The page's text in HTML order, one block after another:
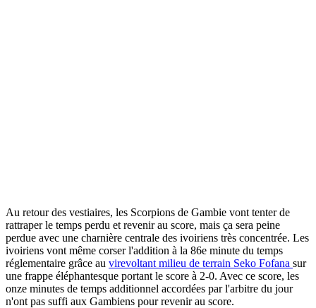
Au retour des vestiaires, les Scorpions de Gambie vont tenter de
rattraper le temps perdu et revenir au score, mais ça sera peine
perdue avec une charnière centrale des ivoiriens très concentrée. Les
ivoiriens vont même corser l'addition à la 86e minute du temps
réglementaire grâce au virevoltant milieu de terrain Seko Fofana sur
une frappe éléphantesque portant le score à 2-0. Avec ce score, les
onze minutes de temps additionnel accordées par l'arbitre du jour
n'ont pas suffi aux Gambiens pour revenir au score.